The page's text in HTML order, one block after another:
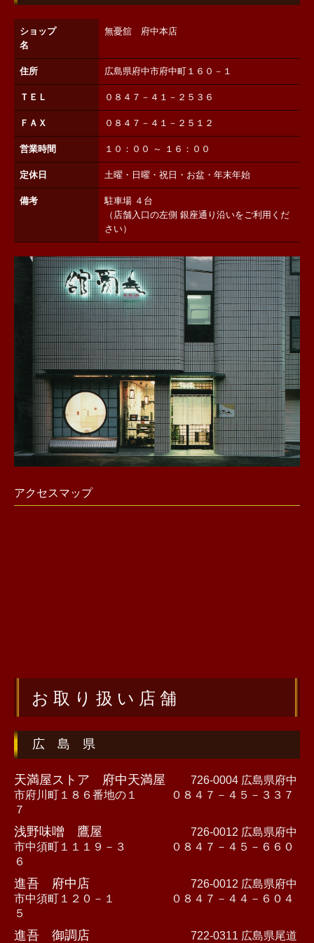
ショップ
名
無憂舘 府中本店
住所 広島県府中市府中町１６０－１
ＴＥＬ ０８４７－４１－２５３６
ＦＡＸ ０８４７－４１－２５１２
営業時間 １０：００ ～ １６：００
定休日 土曜・日曜・祝日・お盆・年末年始
備考
駐車場 ４台
（店舗入口の左側 銀座通り沿いをご利用くだ
さい）
アクセスマップ
お 取 り 扱 い 店 舗
広 島 県
天満屋ストア 府中天満屋 726-0004 広島県府中
市府川町１８６番地の１ ０８４７－４５－３３７
７
浅野味噌 鷹屋 726-0012 広島県府中
市中須町１１１９－３ ０８４７－４５－６６０
６
進吾 府中店 726-0012 広島県府中
市中須町１２０－１ ０８４７－４４－６０４
５
進吾 御調店 722-0311 広島県尾道